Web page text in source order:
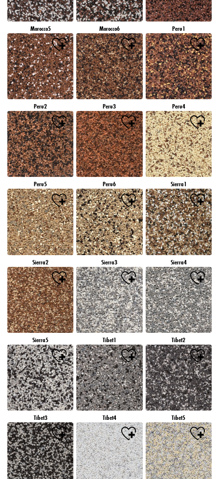
Morocco5 Morocco6 Peru1
Peru2 Peru3 Peru4
Peru5 Peru6 Sierra1
Sierra2 Sierra3 Sierra4
Sierra5 Tibet1 Tibet2
Tibet3 Tibet4 Tibet5